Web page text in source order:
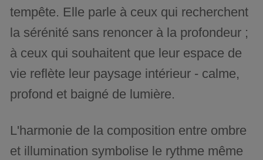
tempête. Elle parle à ceux qui recherchent
la sérénité sans renoncer à la profondeur ;
à ceux qui souhaitent que leur espace de
vie reflète leur paysage intérieur - calme,
profond et baigné de lumière.
L'harmonie de la composition entre ombre
et illumination symbolise le rythme même